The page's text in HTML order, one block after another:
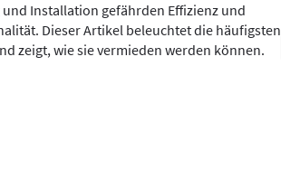
und Installation gefährden Effizienz und
Dieser Artikel beleuchtet die häufigsten
zeigt, wie sie vermieden werden können.